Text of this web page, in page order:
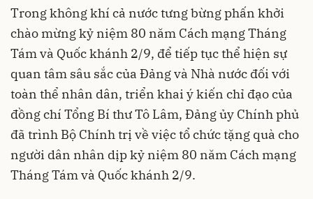
Trong không khí cả nước tưng bừng phấn khởi
chào mừng kỷ niệm 80 năm Cách mạng Tháng
Tám và Quốc khánh 2/9, để tiếp tục thể hiện sự
quan tâm sâu sắc của Đảng và Nhà nước đối với
toàn thể nhân dân, triển khai ý kiến chỉ đạo của
đồng chí Tổng Bí thư Tô Lâm, Đảng ủy Chính phủ
đã trình Bộ Chính trị về việc tổ chức tặng quà cho
người dân nhân dịp kỷ niệm 80 năm Cách mạng
Tháng Tám và Quốc khánh 2/9.